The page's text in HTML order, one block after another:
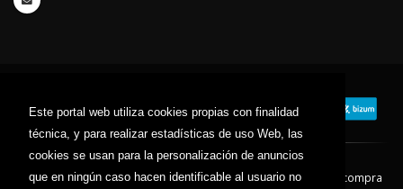
Este portal web utiliza cookies propias con finalidad
técnica, y para realizar estadísticas de uso Web, las
cookies se usan para la personalización de anuncios
que en ningún caso hacen identificable al usuario no
Contacto Aviso Legal Condiciones de compra